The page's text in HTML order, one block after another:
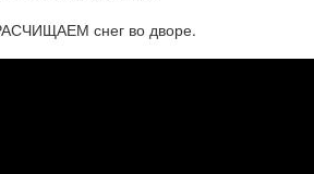
снег во дворе.